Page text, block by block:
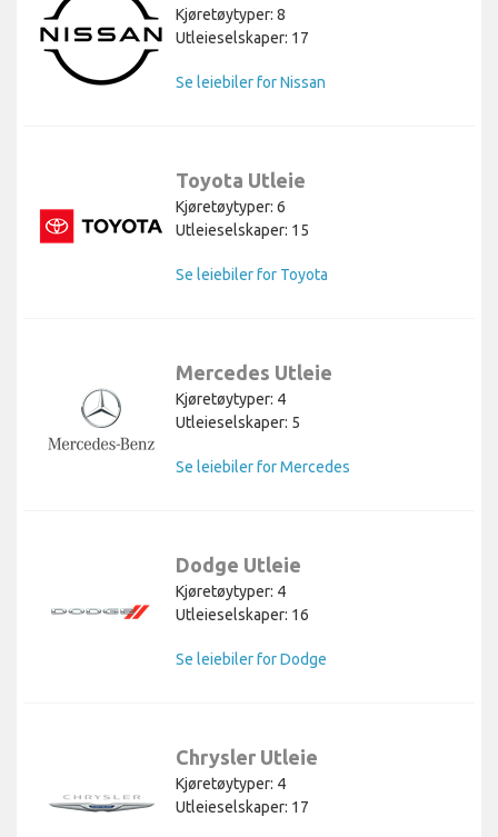
Kjøretøytyper: 8
Utleieselskaper: 17
Se leiebiler for Nissan
Toyota Utleie
Kjøretøytyper: 6
Utleieselskaper: 15
Se leiebiler for Toyota
Mercedes Utleie
Kjøretøytyper: 4
Utleieselskaper: 5
Se leiebiler for Mercedes
Dodge Utleie
Kjøretøytyper: 4
Utleieselskaper: 16
Se leiebiler for Dodge
Chrysler Utleie
Kjøretøytyper: 4
Utleieselskaper: 17